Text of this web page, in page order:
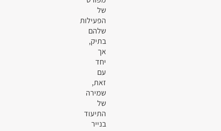
של
הפעילות
שלהם
בתיק,
אך
יחד
עם
זאת,
שמירה
של
התיעוד
בנייר